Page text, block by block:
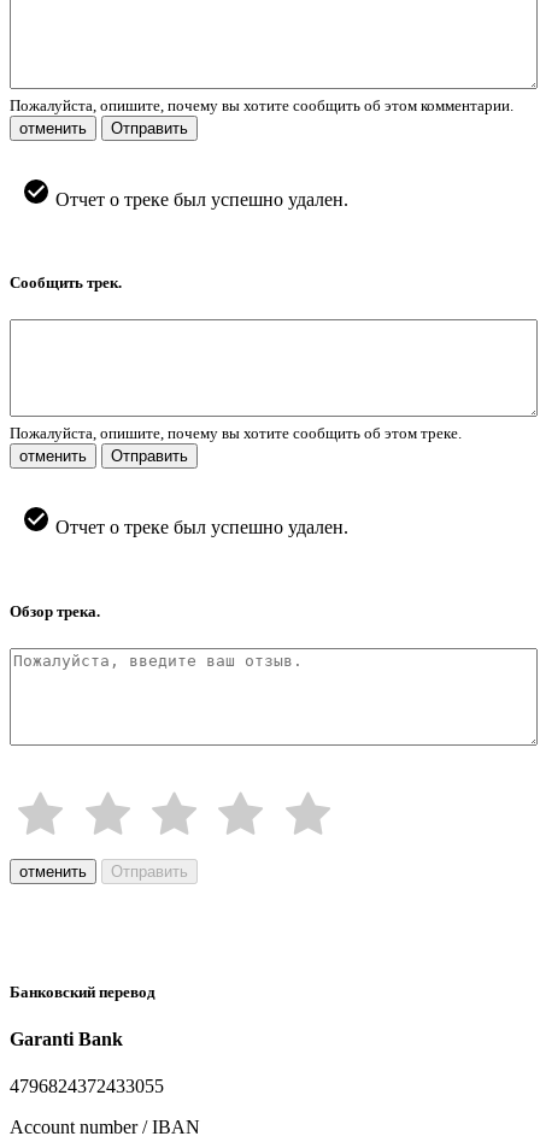
Пожалуйста, опишите, почему вы хотите сообщить об этом комментарии.
отменить
Отправить
Отчет о треке был успешно удален.
Сообщить трек.
Пожалуйста, опишите, почему вы хотите сообщить об этом треке.
отменить
Отправить
Отчет о треке был успешно удален.
Обзор трека.
отменить Отправить
Банковский перевод
Garanti Bank
4796824372433055
Account number / IBAN